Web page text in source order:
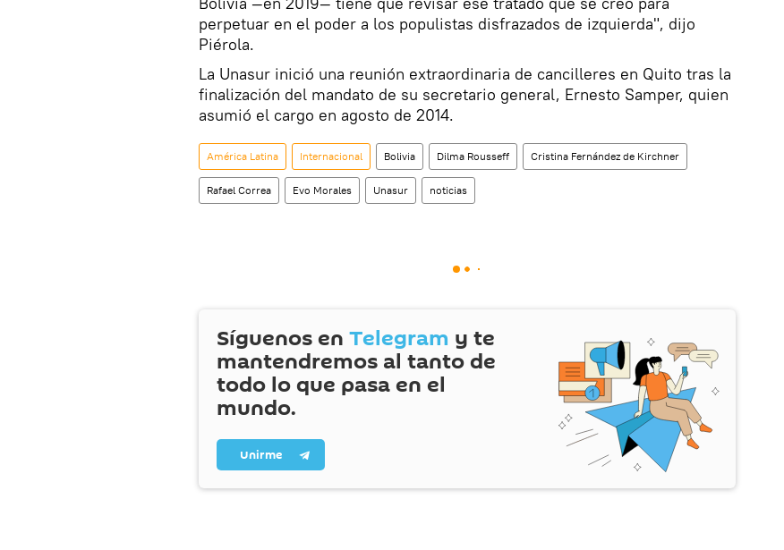
perpetuar en el poder a los populistas disfrazados de izquierda", dijo
Piérola.
La Unasur inició una reunión extraordinaria de cancilleres en Quito tras la
finalización del mandato de su secretario general, Ernesto Samper, quien
asumió el cargo en agosto de 2014.
América Latina Internacional Bolivia Dilma Rousseff Cristina Fernández de Kirchner
Rafael Correa Evo Morales Unasur noticias
Síguenos en Telegram y te
mantendremos al tanto de
todo lo que pasa en el
mundo.
Unirme